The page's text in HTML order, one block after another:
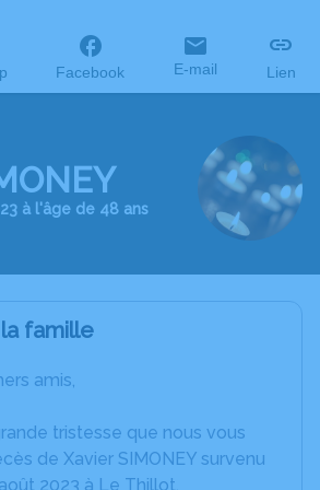
Facebook E-mail Lien
à l'âge de 48 ans
famille
amis,
tristesse que nous vous
de Xavier SIMONEY survenu
2023 à Le Thillot.